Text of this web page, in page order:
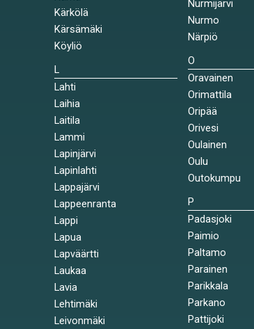
Kärkölä
Kärsämäki
Köyliö
L
Lahti
Laihia
Laitila
Lammi
Lapinjärvi
Lapinlahti
Lappajärvi
Lappeenranta
Lappi
Lapua
Lapväärtti
Laukaa
Lavia
Lehtimäki
Leivonmäki
Nurmijärvi
Nurmo
Närpiö
O
Oravainen
Orimattila
Oripää
Orivesi
Oulainen
Oulu
Outokumpu
P
Padasjoki
Paimio
Paltamo
Parainen
Parikkala
Parkano
Pattijoki